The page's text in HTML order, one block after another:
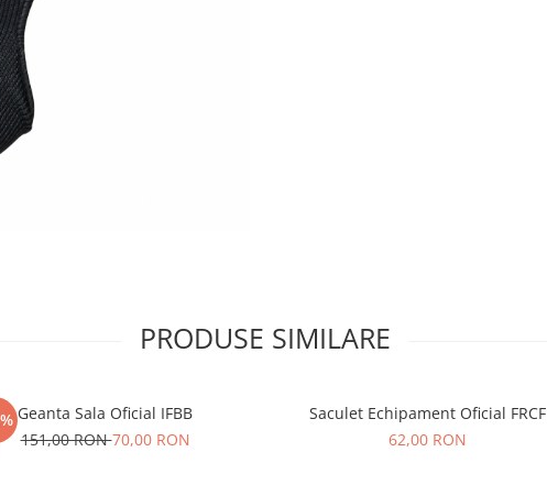
PRODUSE SIMILARE
Geanta Sala Oficial IFBB
151,00 RON70,00 RON
Saculet Echipament Oficial FRCF
62,00 RON